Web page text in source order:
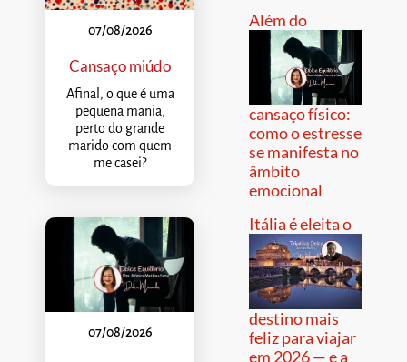
07/08/2026
Cansaço miúdo
Afinal, o que é uma
pequena mania,
perto do grande
marido com quem
me casei?
07/08/2026
Além do
cansaço físico:
como o estresse
se manifesta no
âmbito
emocional
Itália é eleita o
destino mais
feliz para viajar
em 2026 — e a